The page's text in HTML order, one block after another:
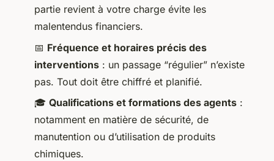
partie revient à votre charge évite les
malentendus financiers.
📅 Fréquence et horaires précis des
interventions : un passage “régulier” n’existe
pas. Tout doit être chiffré et planifié.
🎓 Qualifications et formations des agents :
notamment en matière de sécurité, de
manutention ou d’utilisation de produits
chimiques.